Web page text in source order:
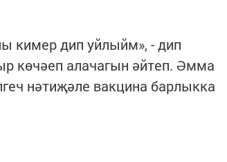
кимер дип уйлыйм», - дип
көчәеп алачагын әйтеп. Әмма
нәтиҗәле вакцина барлыкка